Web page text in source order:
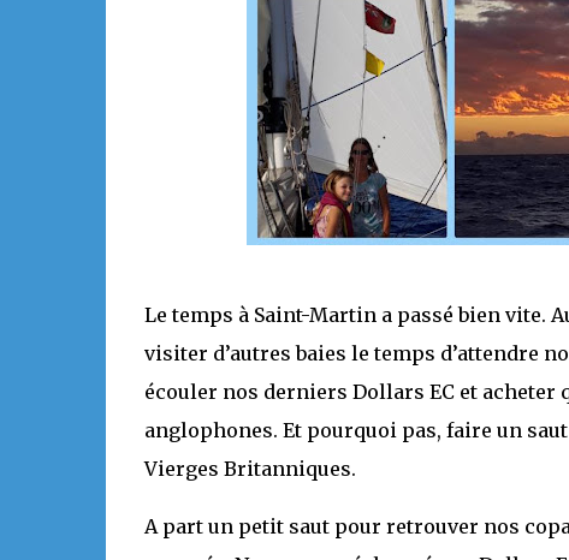
Le temps à Saint-Martin a passé bien vite.
visiter d’autres baies le temps d’attendre
écouler nos derniers Dollars EC et acheter
anglophones. Et pourquoi pas, faire un
Vierges Britanniques.
A part un petit saut pour retrouver nos